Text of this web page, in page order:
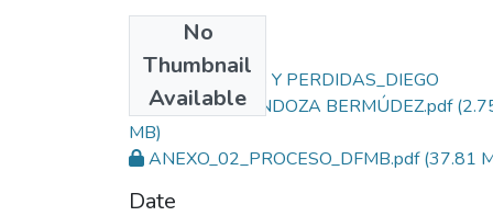
No
Thumbnail
Available
ENTRE VIAJES Y PERDIDAS_DIEGO
FERNANDO MENDOZA BERMÚDEZ.pdf
MB)
ANEXO_02_PROCESO_DFMB.pdf(37.81
Date